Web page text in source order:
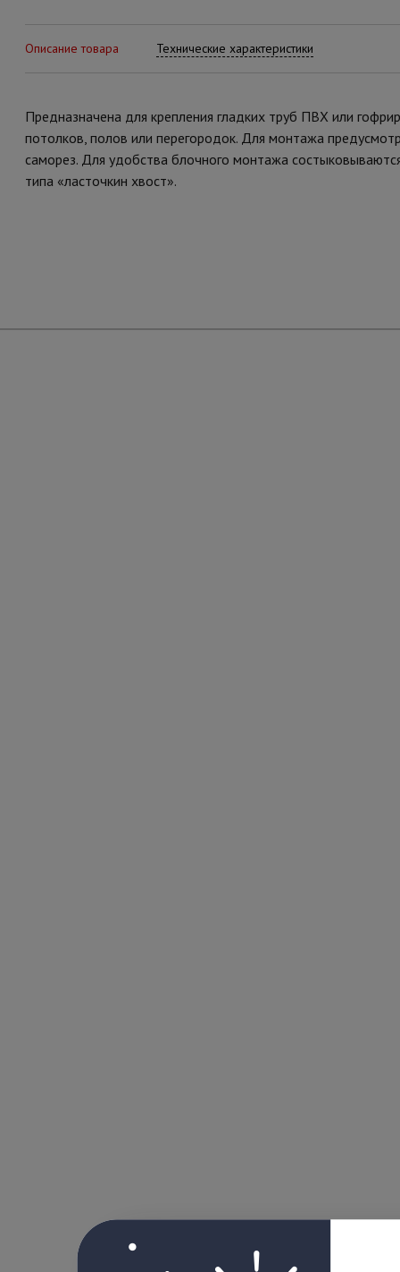
Описание товара Технические характеристики
Предназначена для крепления гладких труб ПВХ или
потолков, полов или перегородок. Для монтажа
саморез. Для удобства блочного монтажа
типа «ласточкин хвост».